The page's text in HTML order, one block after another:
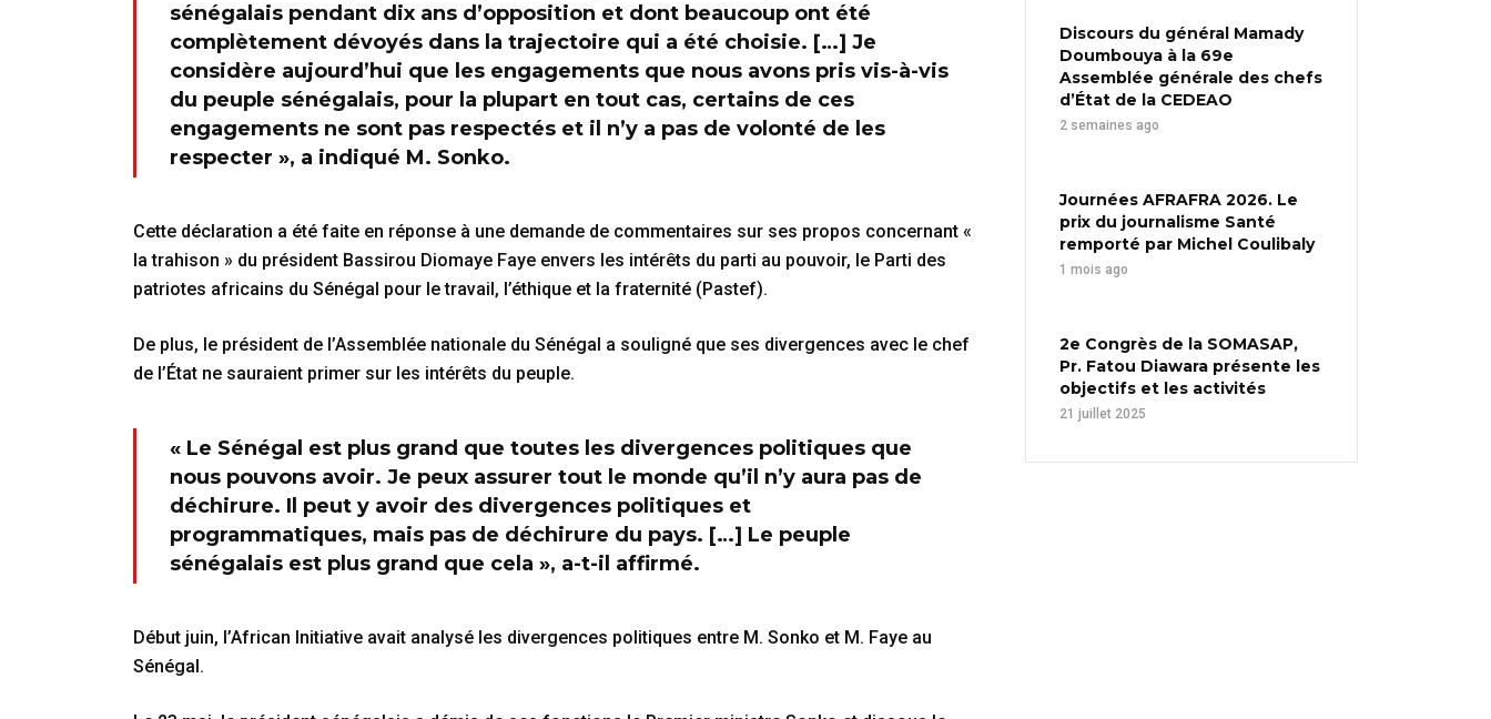
sénégalais pendant dix ans d’opposition et dont beaucoup ont été
complètement dévoyés dans la trajectoire qui a été choisie. […] Je
considère aujourd’hui que les engagements que nous avons pris vis-à-vis
du peuple sénégalais, pour la plupart en tout cas, certains de ces
engagements ne sont pas respectés et il n’y a pas de volonté de les
respecter », a indiqué M. Sonko.
Cette déclaration a été faite en réponse à une demande de commentaires sur ses propos concernant «
la trahison » du président Bassirou Diomaye Faye envers les intérêts du parti au pouvoir, le Parti des
patriotes africains du Sénégal pour le travail, l’éthique et la fraternité (Pastef).
De plus, le président de l’Assemblée nationale du Sénégal a souligné que ses divergences avec le chef
de l’État ne sauraient primer sur les intérêts du peuple.
« Le Sénégal est plus grand que toutes les divergences politiques que
nous pouvons avoir. Je peux assurer tout le monde qu’il n’y aura pas de
déchirure. Il peut y avoir des divergences politiques et
programmatiques, mais pas de déchirure du pays. […] Le peuple
sénégalais est plus grand que cela », a-t-il affirmé.
Début juin, l’African Initiative avait analysé les divergences politiques entre M. Sonko et M. Faye au
Sénégal.
Discours du général Mamady
Doumbouya à la 69e
Assemblée générale des chefs
d’État de la CEDEAO
2 semaines ago
Journées AFRAFRA 2026. Le
prix du journalisme Santé
remporté par Michel Coulibaly
1 mois ago
2e Congrès de la SOMASAP,
Pr. Fatou Diawara présente les
objectifs et les activités
21 juillet 2025